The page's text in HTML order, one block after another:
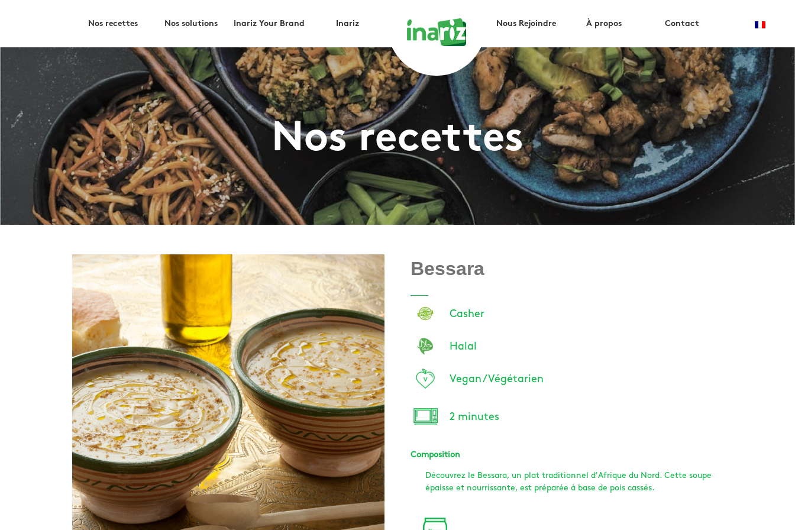
Nos recettes Nos solutions Inariz Your Brand Inariz Nous Rejoindre À propos Contact
Nos recettes
Bessara
Casher
Halal
Vegan / Végétarien
2 minutes
Composition
Découvrez le Bessara, un plat traditionnel d'Afrique du Nord. Cette soupe
épaisse et nourrissante, est préparée à base de pois cassés.